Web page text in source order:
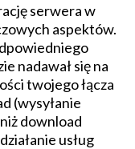
serwera w
aspektów.
nadawał się na
twojego łącza
(wysyłanie
download
usług